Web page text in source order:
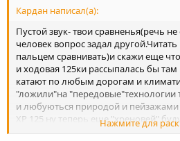
Кардан написал(а):
Пустой звук- твои сравненья(речь
человек вопрос задал
пальцем сравнивать)и скажи еще
и ходовая 125ки рассыпалась бы
катают по любым дорогам и
"ложили"на
и любуються природой и
ХР 125 ну теперь еще "хреновей"
что ты сидишь в интернете и
Нажмите для